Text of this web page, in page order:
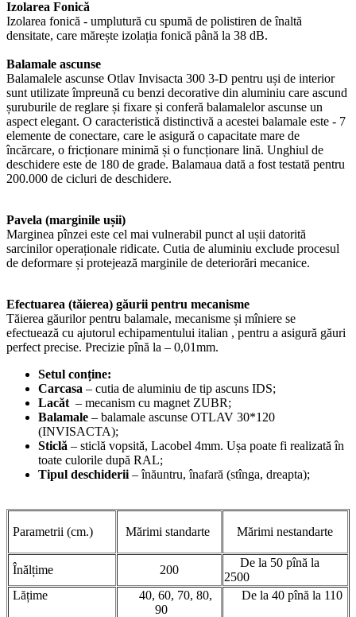
Izolarea Fonică
Izolarea fonică - umplutură cu spumă de polistiren de înaltă
densitate, care mărește izolația fonică până la 38 dB.
Balamale ascunse
Balamalele ascunse Otlav Invisacta 300 3-D pentru uși de interior
sunt utilizate împreună cu benzi decorative din aluminiu care ascund
șuruburile de reglare și fixare și conferă balamalelor ascunse un
aspect elegant. O caracteristică distinctivă a acestei balamale este - 7
elemente de conectare, care le asigură o capacitate mare de
încărcare, o fricționare minimă și o funcționare lină. Unghiul de
deschidere este de 180 de grade. Balamaua dată a fost testată pentru
200.000 de cicluri de deschidere.
Pavela (marginile ușii)
Marginea pînzei este cel mai vulnerabil punct al ușii datorită
sarcinilor operaționale ridicate. Cutia de aluminiu exclude procesul
de deformare și protejează marginile de deteriorări mecanice.
Efectuarea (tăierea) găurii pentru mecanisme
Tăierea găurilor pentru balamale, mecanisme și mîniere se
efectuează cu ajutorul echipamentului italian , pentru a asigură găuri
perfect precise. Precizie pînă la – 0,01mm.
Setul conține:
Carcasa – cutia de aluminiu de tip ascuns IDS;
Lacăt – mecanism cu magnet ZUBR;
Balamale – balamale ascunse OTLAV 30*120
(INVISACTA);
Sticlă – sticlă vopsită, Lacobel 4mm. Ușa poate fi realizată în
toate culorile după RAL;
Tipul deschiderii – înăuntru, înafară (stînga, dreapta);
Parametrii (cm.) Mărimi standarte Mărimi nestandarte
Înălțime 200
De la 50 pînă la
2500
Lățime
40, 60, 70, 80,
90
De la 40 pînă la 110